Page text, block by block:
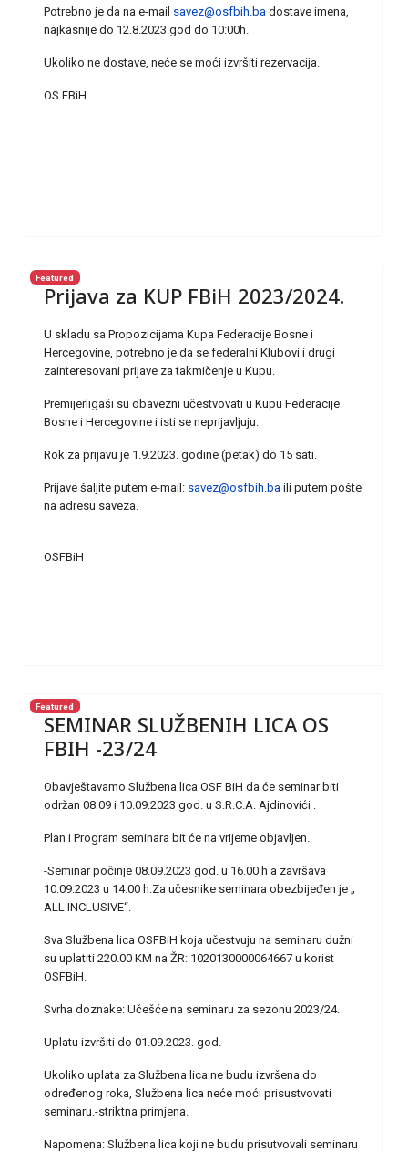
Potrebno je da na e-mail savez@osfbih.ba dostave imena,
najkasnije do 12.8.2023.god do 10:00h.
Ukoliko ne dostave, neće se moći izvršiti rezervacija.
OS FBiH
Featured
Prijava za KUP FBiH 2023/2024.
U skladu sa Propozicijama Kupa Federacije Bosne i
Hercegovine, potrebno je da se federalni Klubovi i drugi
zainteresovani prijave za takmičenje u Kupu.
Premijerligaši su obavezni učestvovati u Kupu Federacije
Bosne i Hercegovine i isti se neprijavljuju.
Rok za prijavu je 1.9.2023. godine (petak) do 15 sati.
Prijave šaljite putem e-mail: savez@osfbih.ba ili putem pošte
na adresu saveza.
OSFBiH
Featured
SEMINAR SLUŽBENIH LICA OS
FBIH -23/24
Obavještavamo Službena lica OSF BiH da će seminar biti
održan 08.09 i 10.09.2023 god. u S.R.C.A. Ajdinovići .
Plan i Program seminara bit će na vrijeme objavljen.
-Seminar počinje 08.09.2023 god. u 16.00 h a završava
10.09.2023 u 14.00 h.Za učesnike seminara obezbijeđen je „
ALL INCLUSIVE“.
Sva Službena lica OSFBiH koja učestvuju na seminaru dužni
su uplatiti 220.00 KM na ŽR: 1020130000064667 u korist
OSFBiH.
Svrha doznake: Učešće na seminaru za sezonu 2023/24.
Uplatu izvršiti do 01.09.2023. god.
Ukoliko uplata za Službena lica ne budu izvršena do
određenog roka, Službena lica neće moći prisustvovati
seminaru.-striktna primjena.
Napomena: Službena lica koji ne budu prisutvovali seminaru